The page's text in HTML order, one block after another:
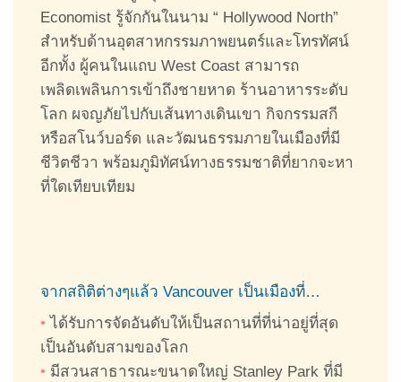
Economist รู้จักกันในนาม “ Hollywood North”
สำหรับด้านอุตสาหกรรมภาพยนตร์และโทรทัศน์
อีกทั้ง ผู้คนในแถบ West Coast สามารถ
เพลิดเพลินการเข้าถึงชายหาด ร้านอาหารระดับ
โลก ผจญภัยไปกับเส้นทางเดินเขา กิจกรรมสกี
หรือสโนว์บอร์ด และวัฒนธรรมภายในเมืองที่มี
ชีวิตชีวา พร้อมภูมิทัศน์ทางธรรมชาติที่ยากจะหา
ที่ใดเทียบเทียม
จากสถิติต่างๆแล้ว Vancouver เป็นเมืองที่…
• ได้รับการจัดอันดับให้เป็นสถานที่ที่น่าอยู่ที่สุด
เป็นอันดับสามของโลก
• มีสวนสาธารณะขนาดใหญ่ Stanley Park ที่มี